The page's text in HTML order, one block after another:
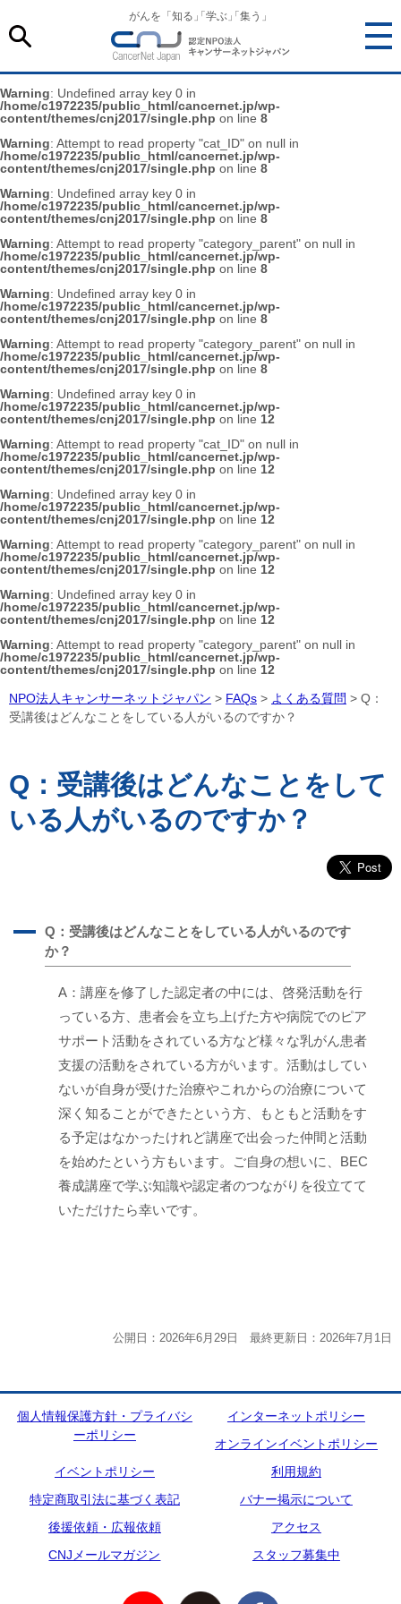
がんを「知る 「学ぶ 「集う」
Warning: Undefined array key 0 in
/home/c1972235/public_html/cancernet.jp/wp-
content/themes/cnj2017/single.php on line 8
Warning: Attempt to read property "cat_ID" on null in
/home/c1972235/public_html/cancernet.jp/wp-
content/themes/cnj2017/single.php on line 8
Warning: Undefined array key 0 in
/home/c1972235/public_html/cancernet.jp/wp-
content/themes/cnj2017/single.php on line 8
Warning: Attempt to read property "category_parent" on null in
/home/c1972235/public_html/cancernet.jp/wp-
content/themes/cnj2017/single.php on line 8
Warning: Undefined array key 0 in
/home/c1972235/public_html/cancernet.jp/wp-
content/themes/cnj2017/single.php on line 8
Warning: Attempt to read property "category_parent" on null in
/home/c1972235/public_html/cancernet.jp/wp-
content/themes/cnj2017/single.php on line 8
Warning: Undefined array key 0 in
/home/c1972235/public_html/cancernet.jp/wp-
content/themes/cnj2017/single.php on line 12
Warning: Attempt to read property "cat_ID" on null in
/home/c1972235/public_html/cancernet.jp/wp-
content/themes/cnj2017/single.php on line 12
Warning: Undefined array key 0 in
/home/c1972235/public_html/cancernet.jp/wp-
content/themes/cnj2017/single.php on line 12
Warning: Attempt to read property "category_parent" on null in
/home/c1972235/public_html/cancernet.jp/wp-
content/themes/cnj2017/single.php on line 12
Warning: Undefined array key 0 in
/home/c1972235/public_html/cancernet.jp/wp-
content/themes/cnj2017/single.php on line 12
Warning: Attempt to read property "category_parent" on null in
/home/c1972235/public_html/cancernet.jp/wp-
content/themes/cnj2017/single.php on line 12
NPO法人キャンサーネットジャパン > FAQs > よくある質問 > Q：
受講後はどんなことをしている人がいるのですか？
Q：受講後はどんなことをして
いる人がいるのですか？
A Q：受講後はどんなことをしている人がいるのです
か？
A：講座を修了した認定者の中には、啓発活動を行
っている方、患者会を立ち上げた方や病院でのピア
サポート活動をされている方など様々な乳がん患者
支援の活動をされている方がいます。活動はしてい
ないが自身が受けた治療やこれからの治療について
深く知ることができたという方、もともと活動をす
る予定はなかったけれど講座で出会った仲間と活動
を始めたという方もいます。ご自身の想いに、BEC
養成講座で学ぶ知識や認定者のつながりを役立てて
いただけたら幸いです。
公開日：2026年6月29日 最終更新日：2026年7月1日
個人情報保護方針・プライバシ
ーポリシー
インターネットポリシー
オンラインイベントポリシー
イベントポリシー
利用規約
特定商取引法に基づく表記
バナー掲示について
後援依頼・広報依頼
アクセス
CNJメールマガジン
スタッフ募集中